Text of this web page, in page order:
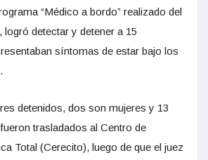
“Médico a bordo” realizado del
logró detectar y detener a 15
síntomas de estar bajo los
detenidos, dos son mujeres y 13
trasladados al Centro de
Total (Cerecito), luego de que el juez